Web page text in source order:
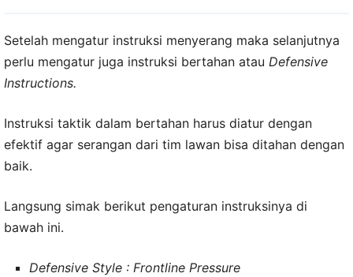
Setelah mengatur instruksi menyerang maka selanjutnya
perlu mengatur juga instruksi bertahan atau Defensive
Instructions.
Instruksi taktik dalam bertahan harus diatur dengan
efektif agar serangan dari tim lawan bisa ditahan dengan
baik.
Langsung simak berikut pengaturan instruksinya di
bawah ini.
Defensive Style : Frontline Pressure